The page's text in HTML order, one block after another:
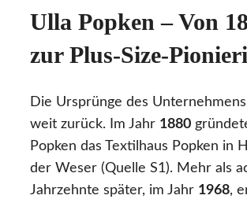
Ulla Popken – Von
zur Plus-Size-
Die Ursprünge des
weit zurück. Im Jahr 1880
Popken das Textilhaus Popken in
der Weser (Quelle S1). Mehr als
Jahrzehnte später, im Jahr 1968,